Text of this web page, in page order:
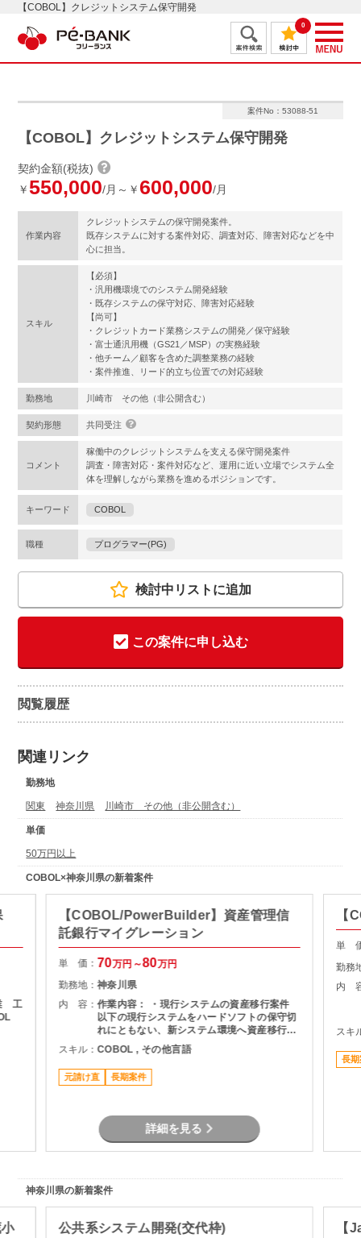
【COBOL】クレジットシステム保守開発
0
案件No：53088-51
【COBOL】クレジットシステム保守開発
契約金額(税抜)
￥550,000/月～￥ 600,000/月
作業内容
クレジットシステムの保守開発案件。
既存システムに対する案件対応、調査対応、障害対応などを中
心に担当。
スキル
【必須】
・汎用機環境でのシステム開発経験
・既存システムの保守対応、障害対応経験
【尚可】
・クレジットカード業務システムの開発／保守経験
・富士通汎用機（GS21／MSP）の実務経験
・他チーム／顧客を含めた調整業務の経験
・案件推進、リード的立ち位置での対応経験
勤務地 川崎市 その他（非公開含む）
契約形態 共同受注
コメント
稼働中のクレジットシステムを支える保守開発案件
調査・障害対応・案件対応など、運用に近い立場でシステム全
体を理解しながら業務を進めるポジションです。
キーワード COBOL
職種 プログラマー(PG)
検討中リストに追加
この案件に申し込む
閲覧履歴
関連リンク
勤務地
関東 神奈川県 川崎市 その他（非公開含む）
単価
50万円以上
COBOL×神奈川県の新着案件
工
【COBOL/PowerBuilder】資産管理信
託銀行マイグレーション
単 価： 70万円～80万円
勤務地：神奈川県
内 容：作業内容： ・現行システムの資産移行案件
以下の現行システムをハードソフトの保守切
れにともない、新システム環境へ資産移行
（データ移行含む）を行う。 ・対象業務：年
金資産管理システム ・現行システム クライ
アント・サーバシステム（クライアント：
Windows、サーバ：UNIIX（HP-UX）） 言
サーバシステム（クライアント：Windows、
サーバ：UNIIX（AIX7.2）） 言語：
COBOL、PowerBuilder DBMS：
月～2025年3月：外部結合テスト 2025年4月
～2026年2月 ：システムテスト 2026年3月
～2026年12月：UAT/OT～移行 2027年1
月：本稼働（C/O）
スキル：COBOL , その他言語
元請け直 長期案件
詳細を見る
【
単
勤務
内
スキ
長期
神奈川県の新着案件
公共系システム開発(交代枠)
【